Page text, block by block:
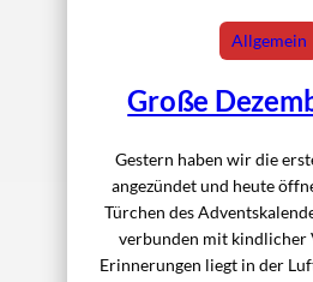
Allgemein
Große
Gestern haben wir die
angezündet und heute
Türchen des
verbunden mit kindlicher
Erinnerungen liegt in der